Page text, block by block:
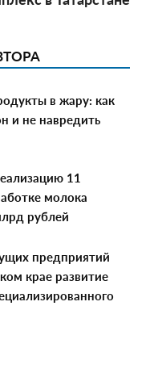
в жару: как
и не навредить
11
молока
рублей
предприятий
крае развитие